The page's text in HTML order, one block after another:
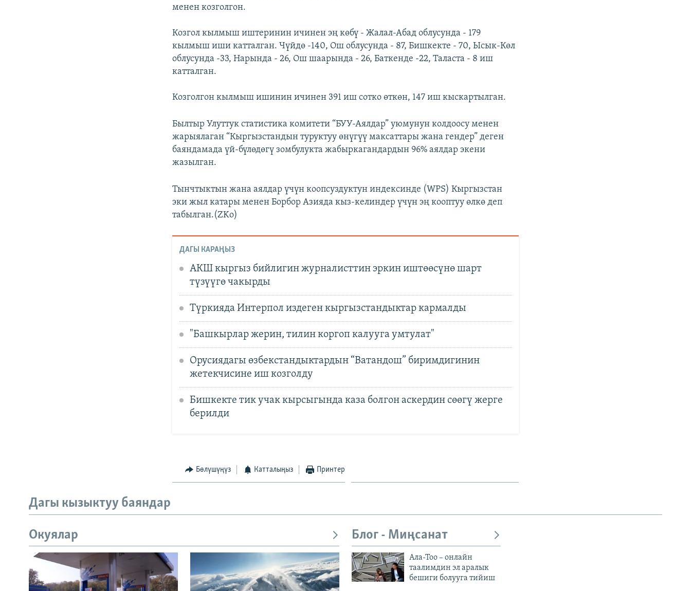
менен козголгон.
Козгол кылмыш иштеринин ичинен эң көбү - Жалал-Абад облусунда - 179
кылмыш иши катталган. Чүйдө -140, Ош облусунда - 87, Бишкекте - 70, Ысык-Көл
облусунда -33, Нарында - 26, Ош шаарында - 26, Баткенде -22, Таласта - 8 иш
катталган.
Козголгон кылмыш ишинин ичинен 391 иш сотко өткөн, 147 иш кыскартылган.
Былтыр Улуттук статистика комитети “БУУ-Аялдар” уюмунун колдоосу менен
жарыялаган “Кыргызстандын туруктуу өнүгүү максаттары жана гендер” деген
баяндамада үй-бүлөдөгү зомбулукта жабыркагандардын 96% аялдар экени
жазылган.
Тынчтыктын жана аялдар үчүн коопсуздуктун индексинде (WPS) Кыргызстан
эки жыл катары менен Борбор Азияда кыз-келиндер үчүн эң кооптуу өлкө деп
табылган.(ZKo)
ДАГЫ КАРАҢЫЗ
АКШ кыргыз бийлигин журналисттин эркин иштөөсүнө шарт
түзүүгө чакырды
Түркияда Интерпол издеген кыргызстандыктар кармалды
"Башкырлар жерин, тилин коргоп калууга умтулат"
Орусиядагы өзбекстандыктардын “Ватандош” биримдигинин
жетекчисине иш козголду
Бишкекте тик учак кырсыгында каза болгон аскердин сөөгү жерге
берилди
Бөлүшүңүз Катталыңыз Принтер
Дагы кызыктуу баяндар
Окуялар Блог - Миңсанат
Ала-Тоо – онлайн
таалимдин эл аралык
бешиги болууга тийиш